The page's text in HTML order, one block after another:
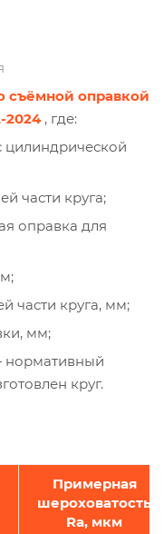
съёмной оправкой
2024, где:
цилиндрической
части круга;
оправка для
части круга, мм;
мм;
круг.
Примерная
шероховатость
Ra, мкм